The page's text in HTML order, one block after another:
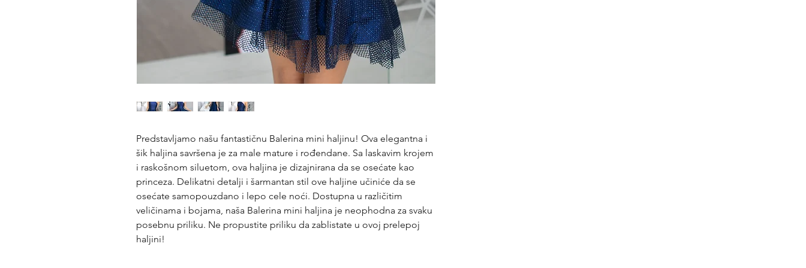
Predstavljamo našu fantastičnu Balerina mini haljinu! Ova elegantna i
šik haljina savršena je za male mature i rođendane. Sa laskavim krojem
i raskošnom siluetom, ova haljina je dizajnirana da se osećate kao
princeza. Delikatni detalji i šarmantan stil ove haljine učiniće da se
osećate samopouzdano i lepo cele noći. Dostupna u različitim
veličinama i bojama, naša Balerina mini haljina je neophodna za svaku
posebnu priliku. Ne propustite priliku da zablistate u ovoj prelepoj
haljini!